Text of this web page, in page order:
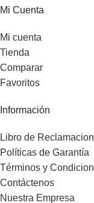
Mi Cuenta
Mi cuenta
Tienda
Comparar
Favoritos
Información
Libro de
Políticas de Garantía
Términos y
Contáctenos
Nuestra Empresa